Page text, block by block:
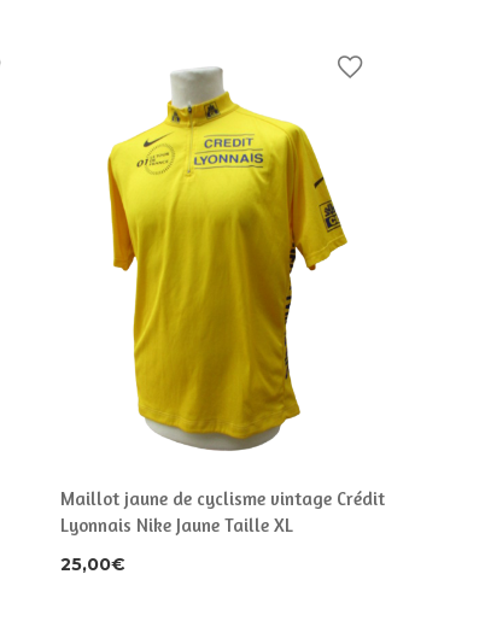
Maillot jaune de cyclisme vintage Crédit
Lyonnais Nike Jaune Taille XL
25,00€